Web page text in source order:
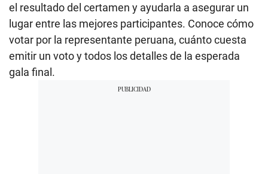
el resultado del certamen y ayudarla a asegurar un
lugar entre las mejores participantes. Conoce cómo
votar por la representante peruana, cuánto cuesta
emitir un voto y todos los detalles de la esperada
gala final.